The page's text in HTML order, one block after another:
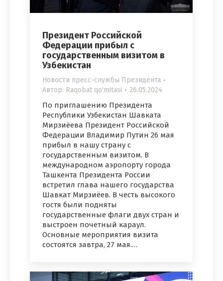
Президент Российской
Федерации прибыл с
государственным визитом в
Узбекистан
Новости пресс-службы Президента
Автор: Raqobat qo'mitasi 26.05.2024
По приглашению Президента
Республики Узбекистан Шавката
Мирзиёева Президент Российской
Федерации Владимир Путин 26 мая
прибыл в нашу страну с
государственным визитом. В
международном аэропорту города
Ташкента Президента России
встретил глава нашего государства
Шавкат Мирзиёев. В честь высокого
гостя были подняты
государственные флаги двух стран и
выстроен почетный караул.
Основные мероприятия визита
состоятся завтра, 27 мая.…